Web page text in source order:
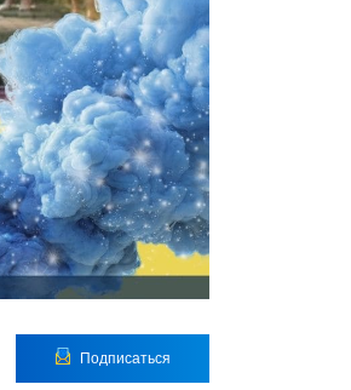
Подписаться